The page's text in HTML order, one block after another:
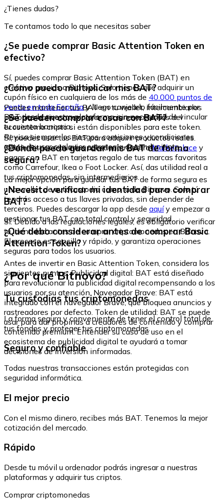
¿Tienes dudas?
Te contamos todo lo que necesitas saber
¿Se puede comprar Basic Attention Token en
efectivo?
Sí, puedes comprar Basic Attention Token (BAT) en
efectivo gracias a Bitnovo. Solo tienes que adquirir un
cupón físico en cualquiera de los más de 40.000 puntos de
venta en toda Españay luego canjearlo fácilmente por
BAT desde nuestra plataforma, sin necesidad de vincular
tu cuenta bancaria.
¿Cómo puedo multiplicar mis BAT?
Puedes mantener tus BAT en tu wallet, intercambiarlos
por otros activos o explorar opciones externas del
ecosistema cripto si están disponibles para este token.
Revisa siempre los riesgos, comisiones y condiciones
antes de usar cualquier estrategia de rendimiento.
¿Se pueden comprar cosas con BAT?
Sí, puedes usar tus BAT para adquirir productos reales.
Desde Bitnovo puedes acceder a nuestroMarketplace y
pagar con BAT en tarjetas regalo de tus marcas favoritas
como Carrefour, Ikea o Foot Locker. Así, das utilidad real a
tus criptomonedas, sin intermediarios.
¿Dónde puedo guardar mis BAT de forma
segura?
La mejor opción para guardar tus BAT de forma segura es
una wallet de autocustodia como la de Bitnovo. Solo tú
tendrás acceso a tus llaves privadas, sin depender de
terceros. Puedes descargar la app desde aquíy empezar a
gestionar tus BAT con total control y seguridad.
¿Necesito verificar mi identidad para comprar
BAT?
Sí. Debido a las regulaciones legales, es obligatorio verificar
tu identidad antes de comprar criptomonedas en Bitnovo.
El proceso es sencillo y rápido, y garantiza operaciones
seguras para todos los usuarios.
¿Qué debo considerar antes de comprar Basic
Attention Token?
Antes de invertir en Basic Attention Token, considera los
siguientes puntos: Publicidad digital: BAT está diseñado
para revolucionar la publicidad digital recompensando a los
usuarios por su atención. Navegador Brave: BAT está
integrado con el navegador Brave, que bloquea anuncios y
rastreadores por defecto. Token de utilidad: BAT se puede
usar para dar propinas a creadores de contenido y comprar
contenido premium. Entender su caso de uso en el
ecosistema de publicidad digital te ayudará a tomar
decisiones de inversión informadas.
¿Por qué Bitnovo?
Tu custodias tus criptomonedas
La forma segura y conveniente de tener el control total de
tus fondos y proteger tus criptomonedas.
Seguro y confiable
Todas nuestras transacciones están protegidas con
seguridad informática.
El mejor precio
Con el mismo dinero, recibes más BAT. Tenemos la mejor
cotización del mercado.
Rápido
Desde tu móvil u ordenador podrás ingresar a nuestras
plataformas y adquirir tus criptos.
Comprar criptomonedas